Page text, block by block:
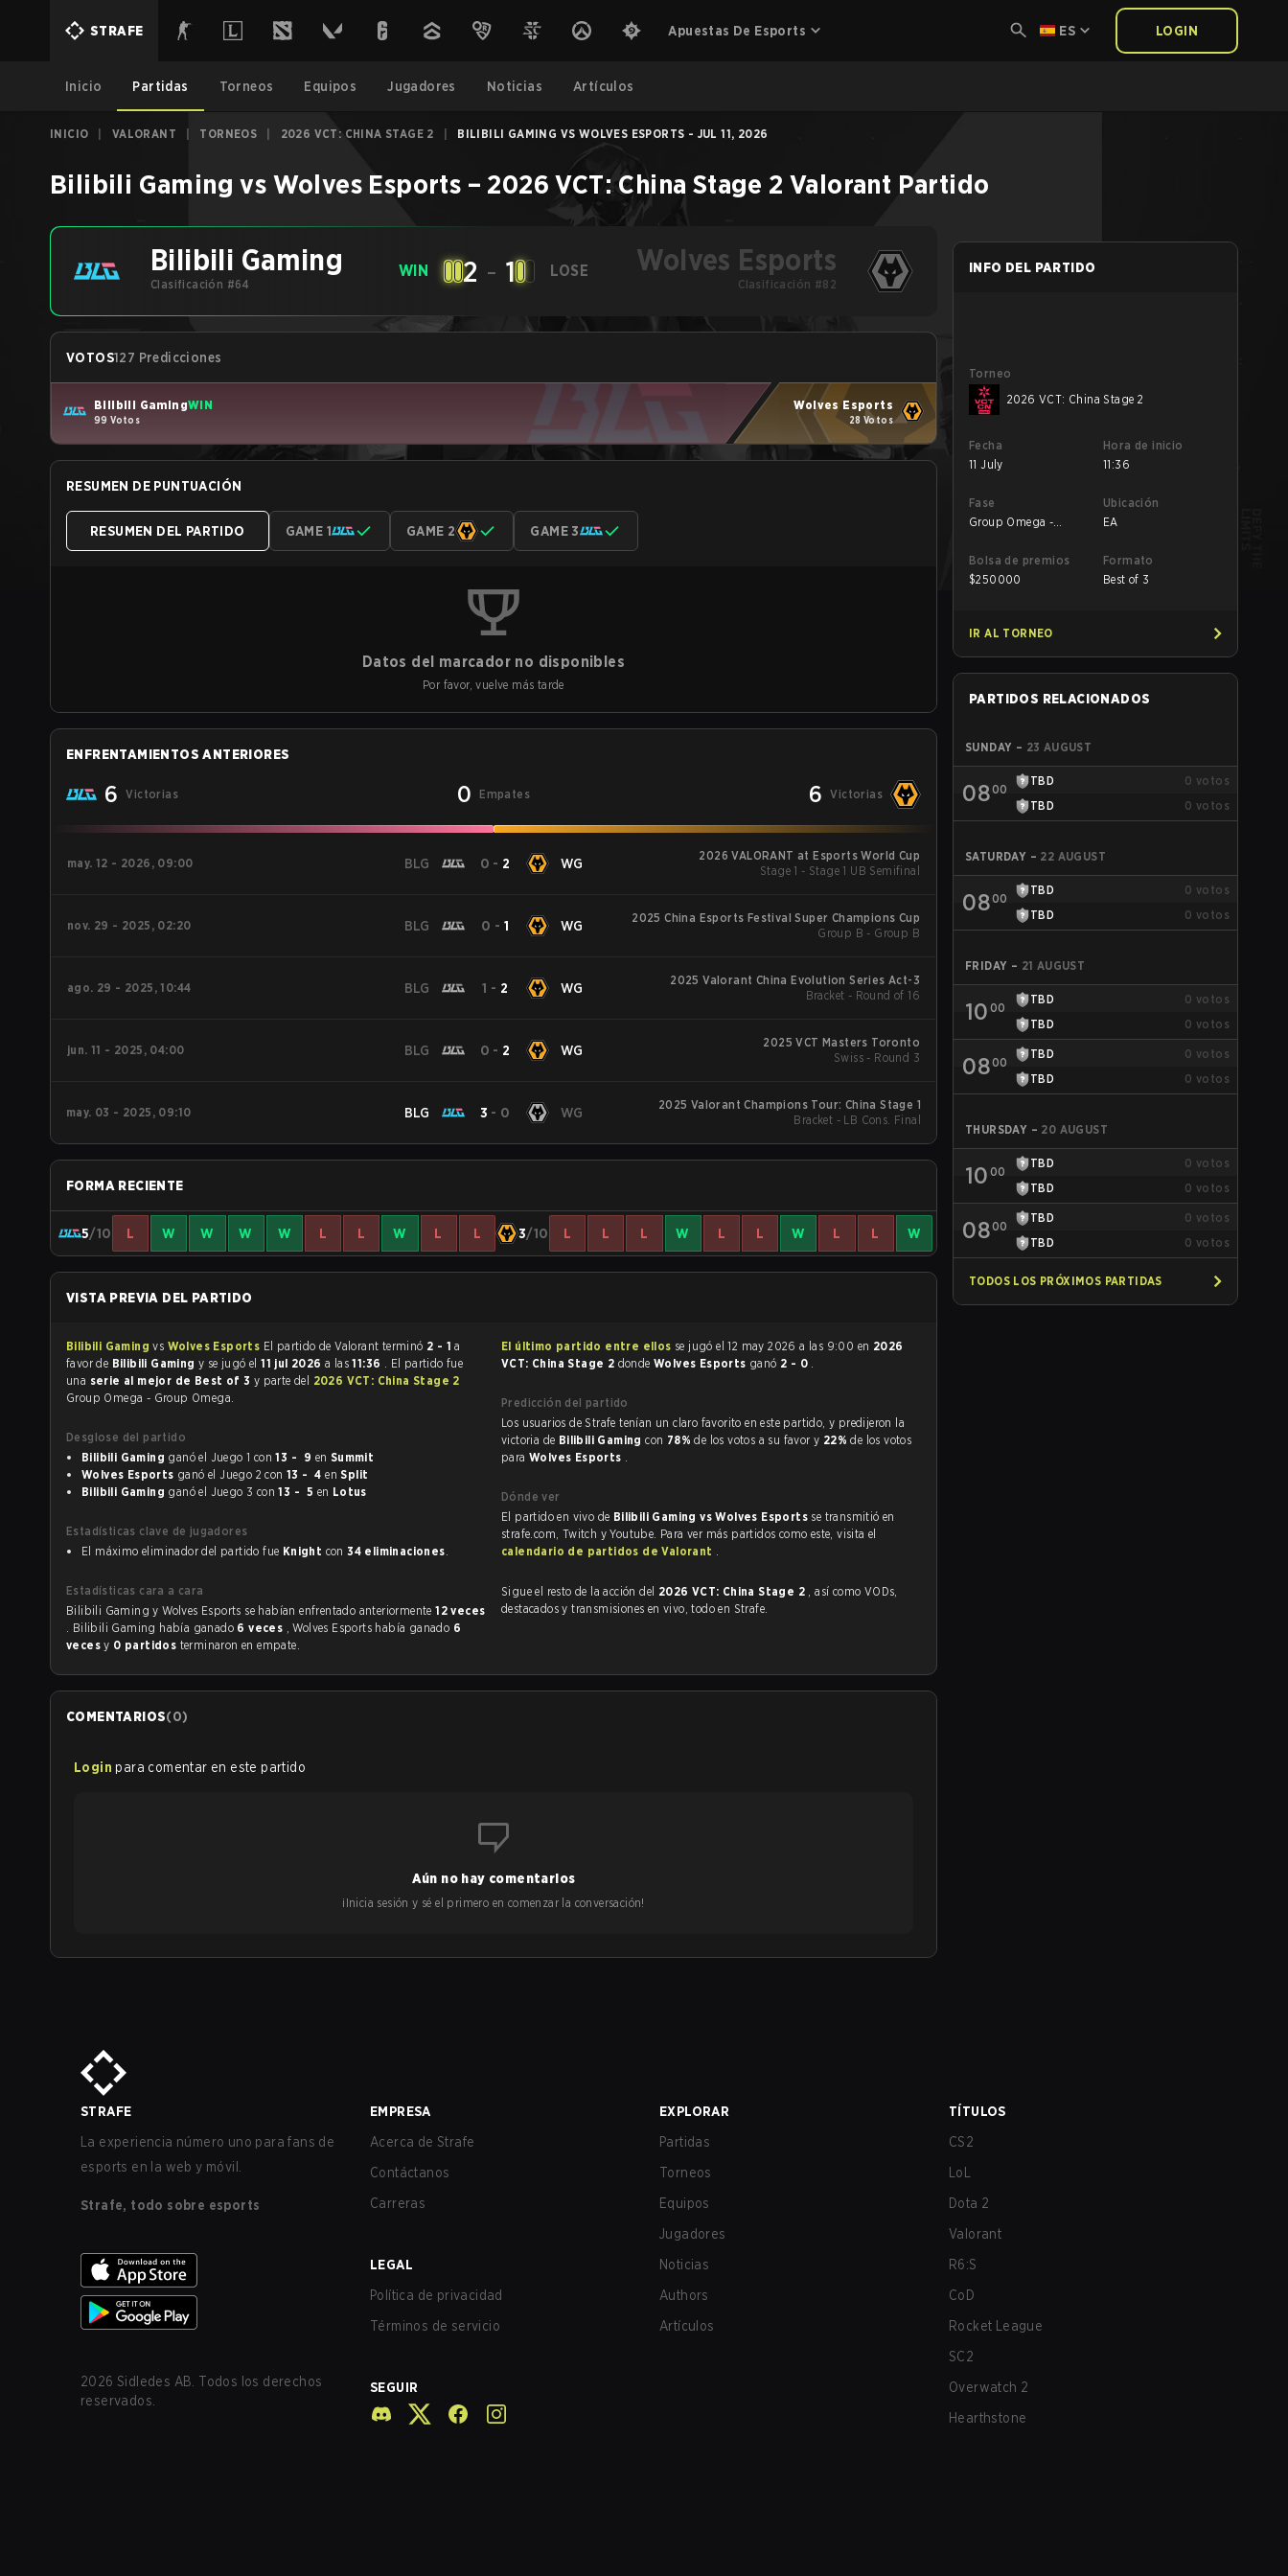
STRAFE Apuestas De Esports ES LOGIN
Inicio Partidas Torneos Equipos Jugadores Noticias Artículos
INICIO VALORANT TORNEOS 2026 VCT: CHINA STAGE 2 BILIBILI GAMING VS WOLVES ESPORTS - JUL 11, 2026
Bilibili Gaming vs Wolves Esports – 2026 VCT: China Stage 2 Valorant Partido
Bilibili Gaming
Clasificación #64
WIN 2 - 1 LOSE Wolves Esports
Clasificación #82
VOTOS127 Predicciones
Bilibili GamingWIN
99 Votos
Wolves Esports
28 Votos
RESUMEN DE PUNTUACIÓN
RESUMEN DEL PARTIDO GAME 1 GAME 2 GAME 3
Datos del marcador no disponibles
Por favor, vuelve más tarde
ENFRENTAMIENTOS ANTERIORES
6 Victorias 0 Empates 6 Victorias
may. 12 - 2026, 09:00 BLG 0 - 2 WG
2026 VALORANT at Esports World Cup
Stage 1 - Stage 1 UB Semifinal
nov. 29 - 2025, 02:20 BLG 0 - 1 WG
2025 China Esports Festival Super Champions Cup
Group B - Group B
ago. 29 - 2025, 10:44 BLG 1 - 2 WG
2025 Valorant China Evolution Series Act-3
Bracket - Round of 16
jun. 11 - 2025, 04:00 BLG 0 - 2 WG
2025 VCT Masters Toronto
Swiss - Round 3
may. 03 - 2025, 09:10 BLG 3 - 0 WG
2025 Valorant Champions Tour: China Stage 1
Bracket - LB Cons. Final
FORMA RECIENTE
5/10 L W W W W L L W L L 3/10 L L L W L L W L L W
VISTA PREVIA DEL PARTIDO
Bilibili Gamingvs Wolves Esports El partido de Valorant terminó 2 - 1 a
favor de Bilibili Gaming y se jugó el11 jul 2026 a las11:36 . El partido fue
una serie al mejor de Best of 3 y parte del 2026 VCT: China Stage 2
Group Omega - Group Omega.
Desglose del partido
Bilibili Gaming
ganó el Juego 1 con 13 - 9 en Summit
Wolves Esports
ganó el Juego 2 con 13 - 4 enSplit
Bilibili Gaming
ganó el Juego 3 con 13 - 5 en Lotus
Estadísticas clave de jugadores
El máximo eliminador del partido fue Knight con34 eliminaciones.
Estadísticas cara a cara
Bilibili Gaming y Wolves Esports se habían enfrentado anteriormente12 veces
. Bilibili Gaming había ganado 6 veces , Wolves Esports había ganado 6
vecesy 0 partidos terminaron en empate.
El último partido entre ellos se jugó el 12 may 2026 a las 9:00 en 2026
VCT: China Stage 2 donde Wolves Esports ganó 2 - 0 .
Predicción del partido
Los usuarios de Strafe tenían un claro favorito en este partido, y predijeron la
victoria de Bilibili Gamingcon 78%de los votos a su favor y 22%de los votos
para Wolves Esports .
Dónde ver
El partido en vivo de Bilibili Gaming vs Wolves Esports se transmitió en
strafe.com, Twitch y Youtube. Para ver más partidos como este, visita el
calendario de partidos de Valorant .
Sigue el resto de la acción del 2026 VCT: China Stage 2 , así como VODs,
destacados y transmisiones en vivo, todo en Strafe.
COMENTARIOS(0)
Login para comentar en este partido
Aún no hay comentarios
¡Inicia sesión y sé el primero en comenzar la conversación!
INFO DEL PARTIDO
Torneo
2026 VCT: China Stage 2
Fecha
11 July
Hora de inicio
11:36
Fase
Group Omega -
Ubicación
EA
Bolsa de premios
$250000
Formato
Best of 3
IR AL TORNEO
PARTIDOS RELACIONADOS
SUNDAY – 23 AUGUST
0800
TBD 0 votos
TBD
0 votos
SATURDAY – 22 AUGUST
0800
TBD 0 votos
TBD
0 votos
FRIDAY – 21 AUGUST
10 00
TBD 0 votos
TBD
0 votos
0800
TBD 0 votos
TBD
0 votos
THURSDAY – 20 AUGUST
10 00
TBD 0 votos
TBD
0 votos
0800
TBD 0 votos
TBD
0 votos
TODOS LOS PRÓXIMOS PARTIDAS
STRAFE
La experiencia número uno para fans de
esports en la web y móvil.
Strafe, todo sobre esports
2026 Sidledes AB. Todos los derechos
reservados.
EMPRESA
Acerca de Strafe
Contáctanos
Carreras
LEGAL
Política de privacidad
Términos de servicio
SEGUIR
EXPLORAR
Partidas
Torneos
Equipos
Jugadores
Noticias
Authors
Artículos
TÍTULOS
CS2
LoL
Dota 2
Valorant
R6:S
CoD
Rocket League
SC2
Overwatch 2
Hearthstone